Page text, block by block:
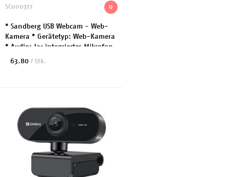
0
SC000377
* Sandberg USB Webcam - Web-
Kamera * Gerätetyp: Web-Kamera
* Audio: Ja: integriertes Mikrofon
* Anschlusstechnik:
63.80 / Stk.